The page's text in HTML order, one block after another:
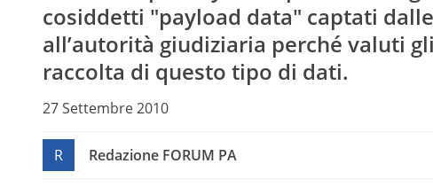
cosiddetti "payload data" captati
all’autorità giudiziaria perché valuti
raccolta di questo tipo di dati.
27 Settembre 2010
R Redazione FORUM PA